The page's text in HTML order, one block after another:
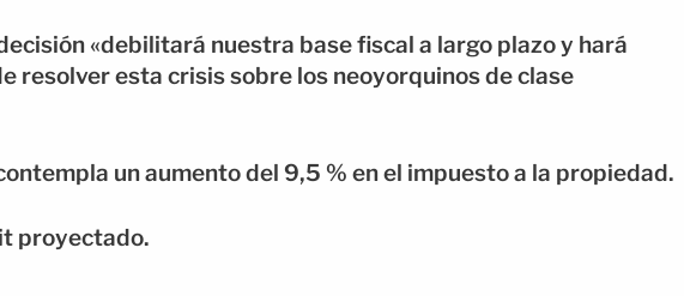
«debilitará nuestra base fiscal a largo plazo y hará
resolver esta crisis sobre los neoyorquinos de clase
un aumento del 9,5 % en el impuesto a la propiedad.
proyectado.